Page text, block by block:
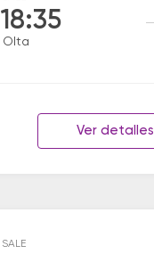
18:35
Olta
Ver detalles
SALE